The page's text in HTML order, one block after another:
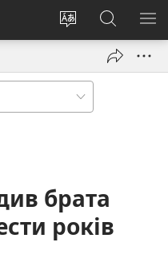
Змінити
Увійти
(відкривається
вікні)
Пошук
на
сайті
брата
років